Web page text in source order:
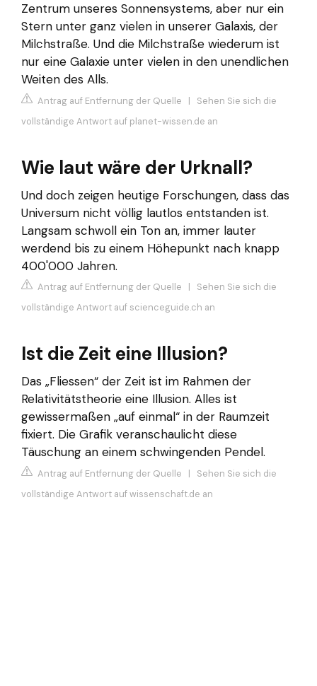
Zentrum unseres Sonnensystems, aber nur ein
Stern unter ganz vielen in unserer Galaxis, der
Milchstraße. Und die Milchstraße wiederum ist
nur eine Galaxie unter vielen in den unendlichen
Weiten des Alls.
Antrag auf Entfernung der Quelle | Sehen Sie sich die
vollständige Antwort auf planet-wissen.de an
Wie laut wäre der Urknall?
Und doch zeigen heutige Forschungen, dass das
Universum nicht völlig lautlos entstanden ist.
Langsam schwoll ein Ton an, immer lauter
werdend bis zu einem Höhepunkt nach knapp
400'000 Jahren.
Antrag auf Entfernung der Quelle | Sehen Sie sich die
vollständige Antwort auf scienceguide.ch an
Ist die Zeit eine Illusion?
Das „Fliessen“ der Zeit ist im Rahmen der
Relativitätstheorie eine Illusion. Alles ist
gewissermaßen „auf einmal“ in der Raumzeit
fixiert. Die Grafik veranschaulicht diese
Täuschung an einem schwingenden Pendel.
Antrag auf Entfernung der Quelle | Sehen Sie sich die
vollständige Antwort auf wissenschaft.de an